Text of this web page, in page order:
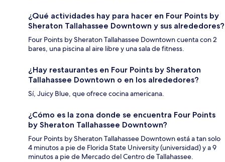
¿Qué actividades hay para hacer en Four Points by
Sheraton Tallahassee Downtown y sus alrededores?
Four Points by Sheraton Tallahassee Downtown cuenta con 2
bares, una piscina al aire libre y una sala de fitness.
¿Hay restaurantes en Four Points by Sheraton
Tallahassee Downtown o en los alrededores?
Sí, Juicy Blue, que ofrece cocina americana.
¿Cómo es la zona donde se encuentra Four Points
by Sheraton Tallahassee Downtown?
Four Points by Sheraton Tallahassee Downtown está a tan solo
4 minutos a pie de Florida State University (universidad) y a 9
minutos a pie de Mercado del Centro de Tallahassee.